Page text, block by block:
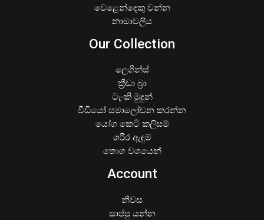
වෙළෙන්දෙකු වන්න
නාමාවලිය
Our Collection
ලෙගින්ස්
ක්‍රීඩා බ්‍රා
ටැංකි මුදුන්
වීඩියෝ සමාලෝචන කරන්න
යෝග කෙටි කලිසම්
ශරීර ඇඳුම්
තොග වශයෙන්
Account
නිවස
සාප්පු යන්න